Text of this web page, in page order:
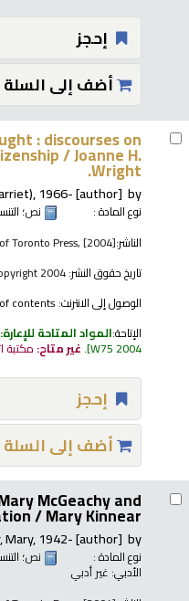
إحجز
أضف إلى السلة
: discourses on
/Joanne H.
Wright.
by
, 1966-[author]
نوع المادة : نص؛
الناشر:Toronto Press, [2004]
تاريخ حقوق النشر:
الوصول إلى الانترنت: contents
الإتاحة:المواد المتاحة للإعارة:
W75 2004
.غير متاح: مكتبة
إحجز
أضف إلى السلة
McGeachy and
/Mary Kinnear.
by
Mary, 1942-[author]
نوع المادة : نص؛
الأدبي: غير أدبي